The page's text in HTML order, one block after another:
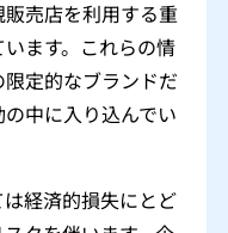
売店を利用する重
ます。これらの情
定的なブランドだ
中に入り込んでい
経済的損失にとど